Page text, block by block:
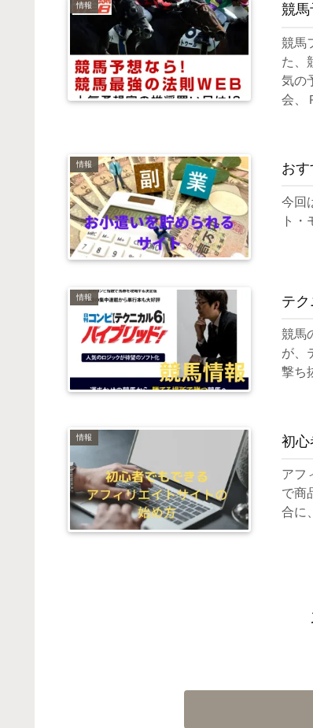
情報 競馬
競馬
た、
気の
会、
情報 おす
今回
ト
情報 テ
競馬
が、
撃ち
情報 初心
アフ
で商
合に